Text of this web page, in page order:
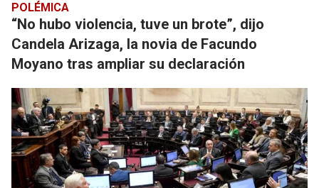
POLÉMICA
“No hubo violencia, tuve un brote”, dijo
Candela Arizaga, la novia de Facundo
Moyano tras ampliar su declaración